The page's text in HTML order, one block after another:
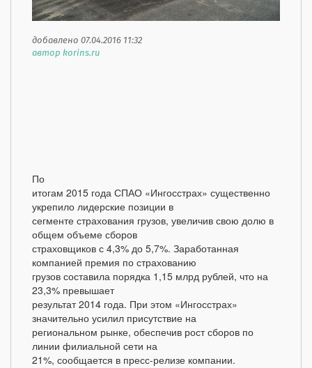
добавлено 07.04.2016 11:32
автор korins.ru
По
итогам 2015 года СПАО «Ингосстрах» существенно
укрепило лидерские позиции в
сегменте страхования грузов, увеличив свою долю в
общем объеме сборов
страховщиков с 4,3% до 5,7%. Заработанная
компанией премия по страхованию
грузов составила порядка 1,15 млрд рублей, что на
23,3% превышает
результат 2014 года. При этом «Ингосстрах»
значительно усилил присутствие на
региональном рынке, обеспечив рост сборов по
линии филиальной сети на
21%, сообщается в пресс-релизе компании.